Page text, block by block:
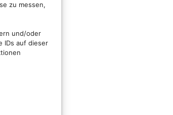
zu messen,
und/oder
IDs auf dieser